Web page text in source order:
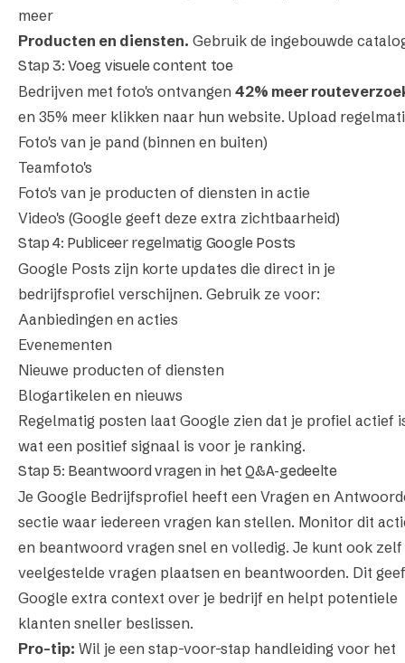
meer
Producten en diensten. Gebruik de ingebouwde
Stap 3: Voeg visuele content toe
Bedrijven met foto's ontvangen 42% meer
en 35% meer klikken naar hun website. Upload
Foto's van je pand (binnen en buiten)
Teamfoto's
Foto's van je producten of diensten in actie
Video's (Google geeft deze extra zichtbaarheid)
Stap 4: Publiceer regelmatig Google Posts
Google Posts zijn korte updates die direct in je
bedrijfsprofiel verschijnen. Gebruik ze voor:
Aanbiedingen en acties
Evenementen
Nieuwe producten of diensten
Blogartikelen en nieuws
Regelmatig posten laat Google zien dat je profiel actief
wat een positief signaal is voor je ranking.
Stap 5: Beantwoord vragen in het Q&A-gedeelte
Je Google Bedrijfsprofiel heeft een Vragen en
sectie waar iedereen vragen kan stellen. Monitor dit
en beantwoord vragen snel en volledig. Je kunt ook zelf
veelgestelde vragen plaatsen en beantwoorden. Dit
Google extra context over je bedrijf en helpt potentiele
klanten sneller beslissen.
Pro-tip: Wil je een stap-voor-stap handleiding voor het